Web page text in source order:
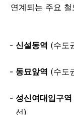
연계되는 주요
신설동역 (수도
동묘앞역 (수도
성신여대입구역
선)